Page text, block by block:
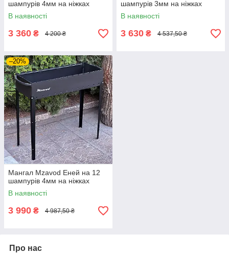
шампурів 4мм на ніжках
В наявності
3 360 ₴ 4 200 ₴
шампурів 3мм на ніжках
В наявності
3 630 ₴ 4 537,50 ₴
–20%
Мангал Mzavod Еней на 12
шампурів 4мм на ніжках
В наявності
3 990 ₴ 4 987,50 ₴
Про нас